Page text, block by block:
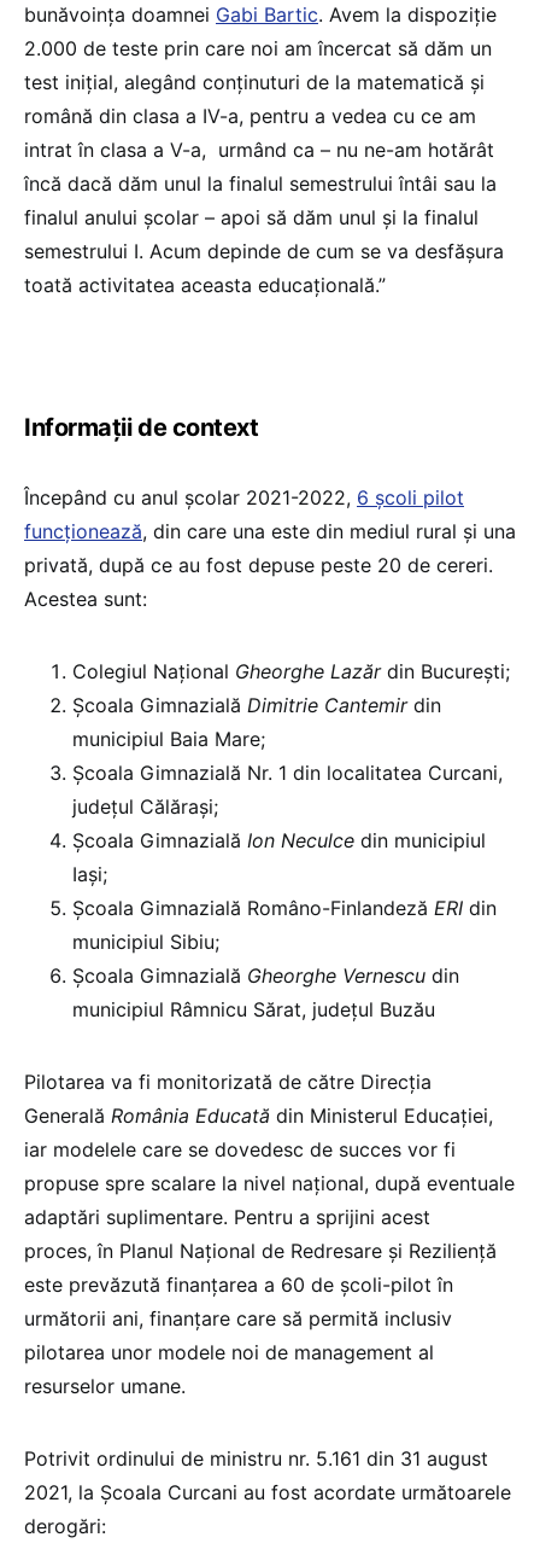
bunăvoința doamnei Gabi Bartic. Avem la dispoziție
2.000 de teste prin care noi am încercat să dăm un
test inițial, alegând conținuturi de la matematică și
română din clasa a IV-a, pentru a vedea cu ce am
intrat în clasa a V-a, urmând ca – nu ne-am hotărât
încă dacă dăm unul la finalul semestrului întâi sau la
finalul anului școlar – apoi să dăm unul și la finalul
semestrului I. Acum depinde de cum se va desfășura
toată activitatea aceasta educațională.”
Informații de context
Începând cu anul școlar 2021-2022, 6 școli pilot
funcționează, din care una este din mediul rural și una
privată, după ce au fost depuse peste 20 de cereri.
Acestea sunt:
Colegiul Național Gheorghe Lazărdin București;
Școala Gimnazială Dimitrie Cantemirdin
municipiul Baia Mare;
Școala Gimnazială Nr. 1 din localitatea Curcani,
județul Călărași;
Școala Gimnazială Ion Neculce din municipiul
Iași;
Școala Gimnazială Româno-Finlandeză ERI din
municipiul Sibiu;
Școala Gimnazială Gheorghe Vernescu din
municipiul Râmnicu Sărat, județul Buzău
Pilotarea va fi monitorizată de către Direcția
Generală România Educată din Ministerul Educației,
iar modelele care se dovedesc de succes vor fi
propuse spre scalare la nivel național, după eventuale
adaptări suplimentare. Pentru a sprijini acest
proces, în Planul Național de Redresare și Reziliență
este prevăzută finanțarea a 60 de școli-pilot în
următorii ani, finanțare care să permită inclusiv
pilotarea unor modele noi de management al
resurselor umane.
Potrivit ordinului de ministru nr. 5.161 din 31 august
2021, la Școala Curcani au fost acordate următoarele
derogări: